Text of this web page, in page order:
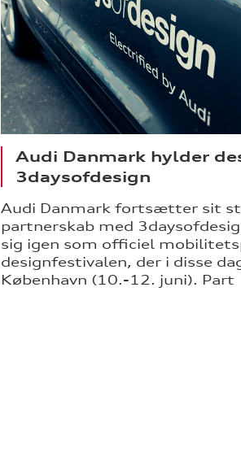
Audi Danmark hylder
3daysofdesign
Audi Danmark fortsætter sit
partnerskab med
sig igen som officiel
designfestivalen, der i disse
København (10.-12. juni). Part